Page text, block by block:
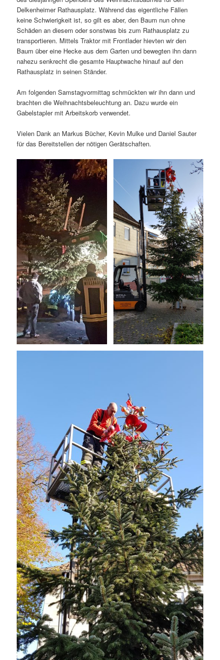
Delkenheimer Rathausplatz. Während das eigentliche Fällen
keine Schwierigkeit ist, so gilt es aber, den Baum nun ohne
Schäden an diesem oder sonstwas bis zum Rathausplatz zu
transportieren. Mittels Traktor mit Frontlader hievten wir den
Baum über eine Hecke aus dem Garten und bewegten ihn dann
nahezu senkrecht die gesamte Hauptwache hinauf auf den
Rathausplatz in seinen Ständer.
Am folgenden Samstagvormittag schmückten wir ihn dann und
brachten die Weihnachtsbeleuchtung an. Dazu wurde ein
Gabelstapler mit Arbeitskorb verwendet.
Vielen Dank an Markus Bücher, Kevin Mulke und Daniel Sauter
für das Bereitstellen der nötigen Gerätschaften.